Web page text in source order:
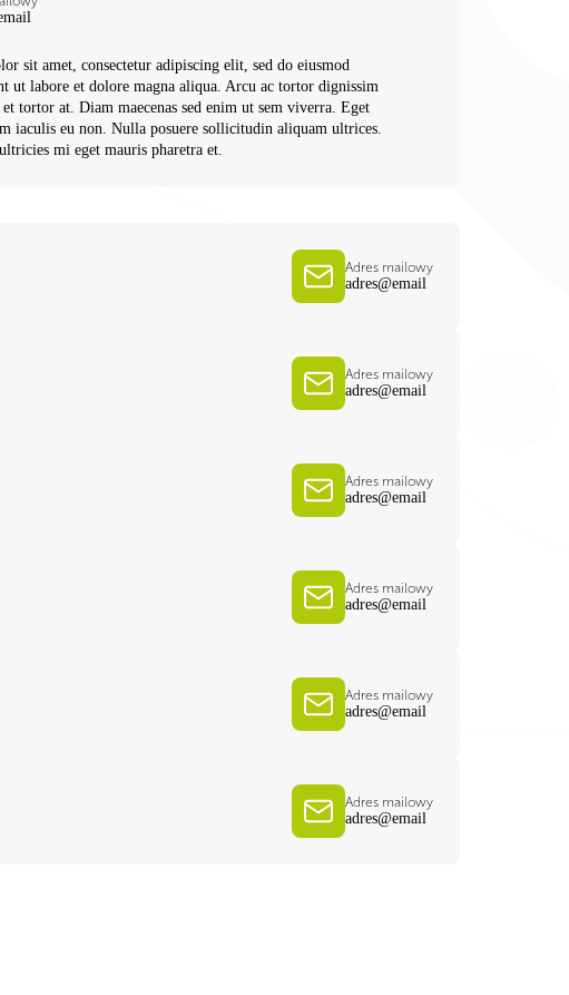
sit amet, consectetur adipiscing elit, sed do eiusmod
ut labore et dolore magna aliqua. Arcu ac tortor dignissim
et tortor at. Diam maecenas sed enim ut sem viverra. Eget
iaculis eu non. Nulla posuere sollicitudin aliquam ultrices.
mi eget mauris pharetra et.
Adres mailowy
adres@email
Adres mailowy
adres@email
Adres mailowy
adres@email
Adres mailowy
adres@email
Adres mailowy
adres@email
Adres mailowy
adres@email